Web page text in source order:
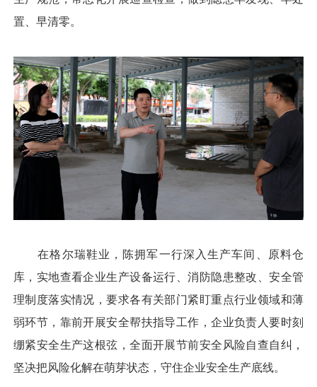
置、早清零。
在格尔瑞鞋业，陈拥军一行深入生产车间、原料仓
库，实地查看企业生产设备运行、消防隐患整改、安全管
理制度落实情况，要求各有关部门紧盯重点行业领域和薄
弱环节，靠前开展安全帮扶指导工作，企业负责人要时刻
绷紧安全生产这根弦，全面开展节前安全风险自查自纠，
坚决把风险化解在萌芽状态，守住企业安全生产底线。